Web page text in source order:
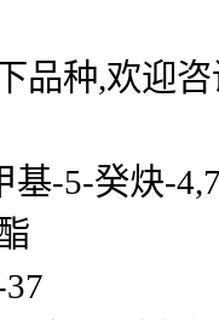
品种,欢迎
基-5-癸炔-